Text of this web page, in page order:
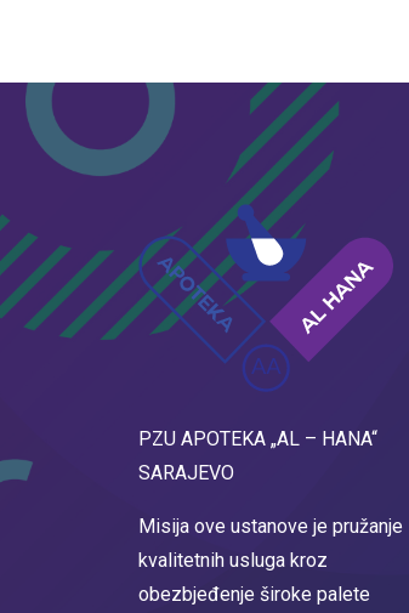
PZU APOTEKA „AL – HANA“
SARAJEVO
Misija ove ustanove je pružanje
kvalitetnih usluga kroz
obezbjeđenje široke palete